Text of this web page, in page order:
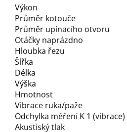
Výkon
Průměr kotouče
Průměr upínacího otvoru
Otáčky naprázdno
Hloubka řezu
Šířka
Délka
Výška
Hmotnost
Vibrace ruka/paže
Odchylka měření K 1 (vibrace)
Akustiský tlak